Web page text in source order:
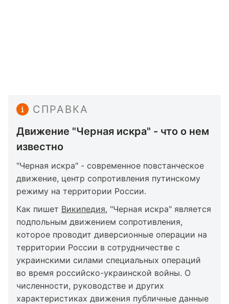
СПРАВКА
Движение "Черная искра" - что о нем
известно
"Черная искра" - современное повстанческое
движение, центр сопротивления путинскому
режиму на территории России.
Как пишет Википедия, "Черная искра" является
подпольным движением сопротивления,
которое проводит диверсионные операции на
территории России в сотрудничестве с
украинскими силами специальных операций
во время российско-украинской войны. О
численности, руководстве и других
характеристиках движения публичные данные